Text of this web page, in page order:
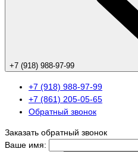
+7 (918) 988-97-99
+7 (918) 988-97-99
+7 (861) 205-05-65
Обратный звонок
Заказать обратный звонок
Ваше имя: